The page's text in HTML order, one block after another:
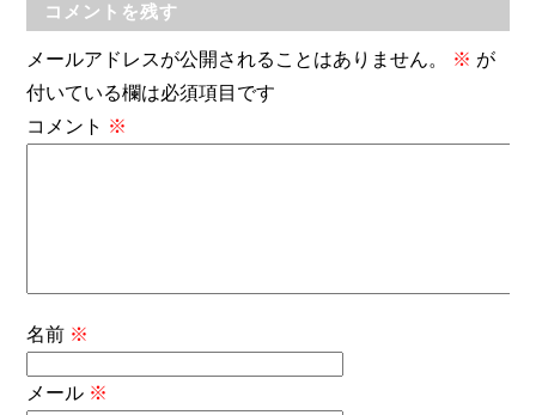
コメントを残す
メールアドレスが公開されることはありません。 ※ が
付いている欄は必須項目です
コメント ※
名前 ※
メール ※